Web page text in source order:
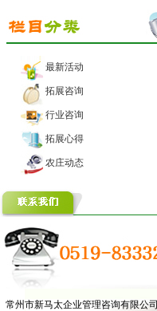
最新活动
拓展咨询
行业咨询
拓展心得
农庄动态
常州市新马太企业管理咨询有限公司